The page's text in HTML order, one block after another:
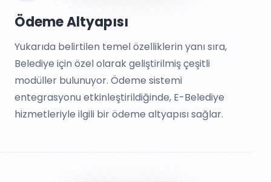
Ödeme Altyapısı
Yukarıda belirtilen temel özelliklerin yanı sıra,
Belediye için özel olarak geliştirilmiş çeşitli
modüller bulunuyor. Ödeme sistemi
entegrasyonu etkinleştirildiğinde, E-Belediye
hizmetleriyle ilgili bir ödeme altyapısı sağlar.